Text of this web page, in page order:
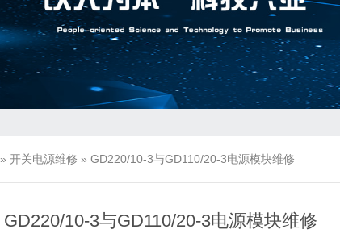
» 开关电源维修 » GD220/10-3与GD110/20-3电源模块维修
GD220/10-3与GD110/20-3电源模块维修